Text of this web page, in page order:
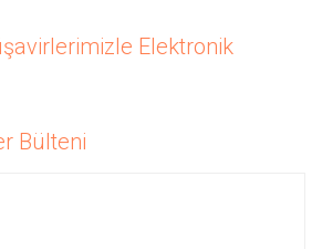
Elektronik
Bülteni